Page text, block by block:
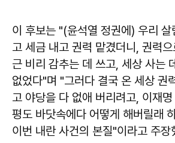
이 후보는 "(윤석열 정권에) 우리
고 세금 내고 권력 맡겼더니, 권력
근 비리 감추는 데 쓰고, 세상 사는
없었다"며 "그러다 결국 온 세상 권
고 야당을 다 없애 버리려고, 이재
평도 바닷속에다 어떻게 해버릴래
이번 내란 사건의 본질"이라고 주장